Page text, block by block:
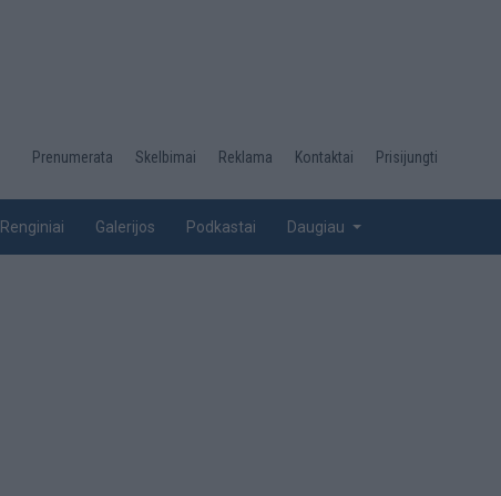
Desktop
top
Prenumerata Skelbimai Reklama Kontaktai Prisijungti
Renginiai Galerijos Podkastai Daugiau